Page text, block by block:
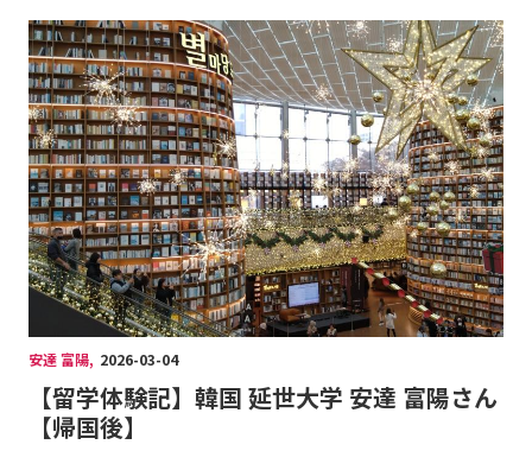
安達 富陽, 2026-03-04
【留学体験記】韓国 延世大学 安達 富陽さん
【帰国後】